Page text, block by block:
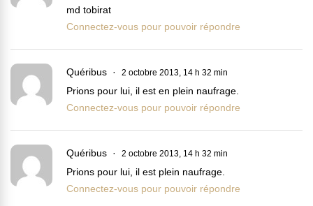
md tobirat
Connectez-vous pour pouvoir répondre
Quéribus 2 octobre 2013, 14 h 32 min
Prions pour lui, il est en plein naufrage.
Connectez-vous pour pouvoir répondre
Quéribus 2 octobre 2013, 14 h 32 min
Prions pour lui, il est plein naufrage.
Connectez-vous pour pouvoir répondre